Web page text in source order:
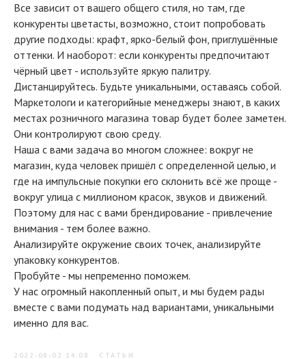
Все зависит от вашего общего стиля, но там, где
конкуренты цветасты, возможно, стоит попробовать
другие подходы: крафт, ярко-белый фон, приглушённые
оттенки. И наоборот: если конкуренты предпочитают
чёрный цвет - используйте яркую палитру.
Дистанцируйтесь. Будьте уникальными, оставаясь собой.
Маркетологи и категорийные менеджеры знают, в каких
местах розничного магазина товар будет более заметен.
Они контролируют свою среду.
Наша с вами задача во многом сложнее: вокруг не
магазин, куда человек пришёл с определенной целью, и
где на импульсные покупки его склонить всё же проще -
вокруг улица с миллионом красок, звуков и движений.
Поэтому для нас с вами брендирование - привлечение
внимания - тем более важно.
Анализируйте окружение своих точек, анализируйте
упаковку конкурентов.
Пробуйте - мы непременно поможем.
У нас огромный накопленный опыт, и мы будем рады
вместе с вами подумать над вариантами, уникальными
именно для вас.
2022-08-02 14:08 СТАТЬИ